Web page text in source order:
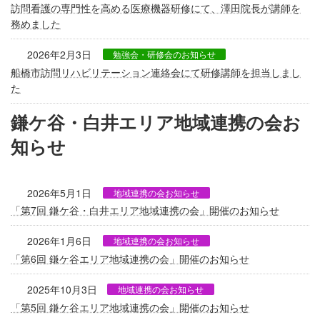
訪問看護の専門性を高める医療機器研修にて、澤田院長が講師を
務めました
2026年2月3日 勉強会・研修会のお知らせ
船橋市訪問リハビリテーション連絡会にて研修講師を担当しまし
た
鎌ケ谷・白井エリア地域連携の会お
知らせ
2026年5月1日 地域連携の会お知らせ
「第7回 鎌ケ谷・白井エリア地域連携の会」開催のお知らせ
2026年1月6日 地域連携の会お知らせ
「第6回 鎌ケ谷エリア地域連携の会」開催のお知らせ
2025年10月3日 地域連携の会お知らせ
「第5回 鎌ケ谷エリア地域連携の会」開催のお知らせ